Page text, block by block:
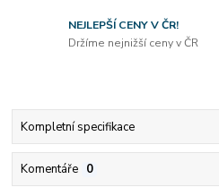
NEJLEPŠÍ CENY V ČR!
Držíme nejnižší ceny v ČR
Kompletní specifikace
Komentáře 0